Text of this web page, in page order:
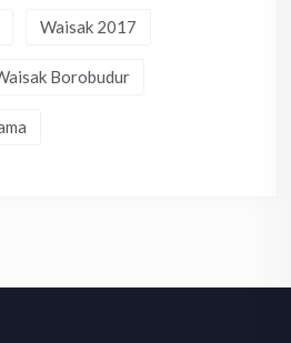
Waisak 2017
Borobudur